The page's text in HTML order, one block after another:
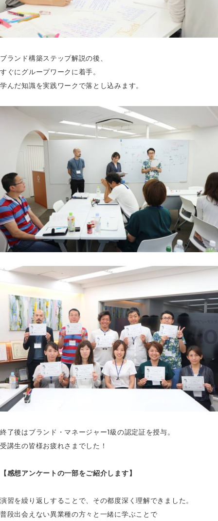
ブランド構築ステップ解説の後、
すぐにグループワークに着手。
学んだ知識を実践ワークで落とし込みます。
終了後はブランド・マネージャー1級の認定証を授与。
受講生の皆様お疲れさまでした！
【感想アンケートの一部をご紹介します】
演習を繰り返しすることで、その都度深く理解できました。
普段出会えない異業種の方々と一緒に学ぶことで